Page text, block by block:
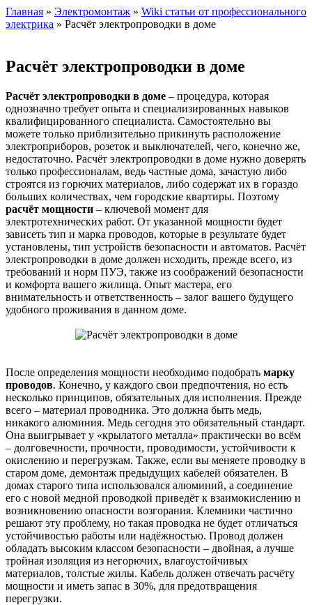
Главная » Электромонтаж » Wiki статьи от профессионального
электрика » Расчёт электропроводки в доме
Расчёт электропроводки в доме
Расчёт электропроводки в доме – процедура, которая
однозначно требует опыта и специализированных навыков
квалифицированного специалиста. Самостоятельно вы
можете только приблизительно прикинуть расположение
электроприборов, розеток и выключателей, чего, конечно же,
недостаточно. Расчёт электропроводки в доме нужно доверять
только профессионалам, ведь частные дома, зачастую либо
строятся из горючих материалов, либо содержат их в гораздо
больших количествах, чем городские квартиры. Поэтому
расчёт мощности – ключевой момент для
электротехнических работ. От указанной мощности будет
зависеть тип и марка проводов, которые в результате будет
установлены, тип устройств безопасности и автоматов. Расчёт
электропроводки в доме должен исходить, прежде всего, из
требований и норм ПУЭ, также из соображений безопасности
и комфорта вашего жилища. Опыт мастера, его
внимательность и ответственность – залог вашего будущего
удобного проживания в данном доме.
После определения мощности необходимо подобрать марку
проводов. Конечно, у каждого свои предпочтения, но есть
несколько принципов, обязательных для исполнения. Прежде
всего – материал проводника. Это должна быть медь,
никакого алюминия. Медь сегодня это обязательный стандарт.
Она выигрывает у «крылатого металла» практически во всём
– долговечности, прочности, проводимости, устойчивости к
окислению и перегрузкам. Также, если вы меняете проводку в
старом доме, демонтаж предыдущих кабелей обязателен. В
домах старого типа использовался алюминий, а соединение
его с новой медной проводкой приведёт к взаимокислению и
возникновению опасности возгорания. Клемники частично
решают эту проблему, но такая проводка не будет отличаться
устойчивостью работы или надёжностью. Провод должен
обладать высоким классом безопасности – двойная, а лучше
тройная изоляция из негорючих, влагоустойчивых
материалов, толстые жилы. Кабель должен отвечать расчёту
мощности и иметь запас в 30%, для предотвращения
перегрузки.